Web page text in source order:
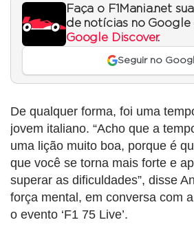
Faça o F1Mania.net
de notícias no Google
Google Discover.
Seguir no
De qualquer forma, foi uma
jovem italiano. “Acho que a
uma lição muito boa, porque é
que você se torna mais forte e
superar as dificuldades”, disse
força mental, em conversa com
o evento ‘F1 75 Live’.